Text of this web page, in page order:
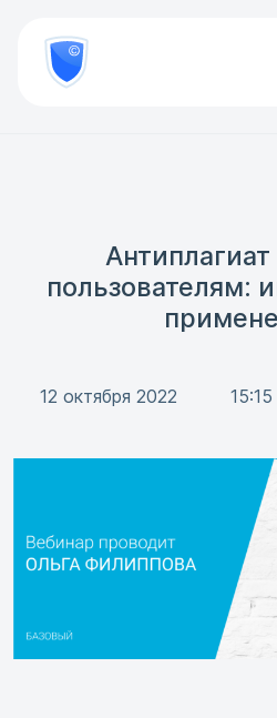
800
777-
81-Проверить
пользователям:
12 октября 2022